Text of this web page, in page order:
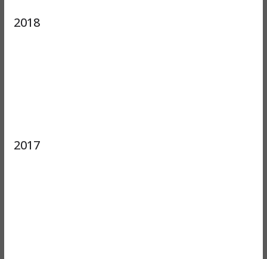
2018
2017